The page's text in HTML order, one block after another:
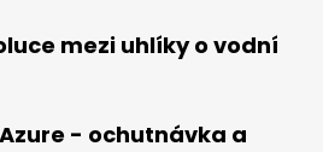
mezi uhlíky o vodní
- ochutnávka a